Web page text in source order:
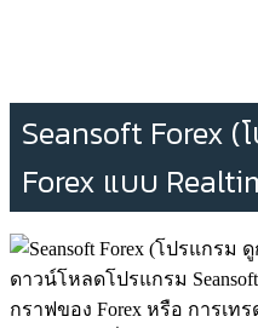
Seansoft Forex (
Forex แบบ
ดาวน์โหลดโปรแกรม
กราฟของ Forex หรือ การเท